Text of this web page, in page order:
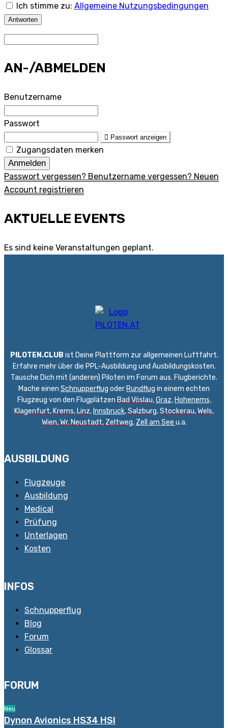
Ich stimme zu: Allgemeine Nutzungsbedingungen
Antworten
AN-/ABMELDEN
Benutzername
Passwort
Passwort anzeigen
Zugangsdaten merken
Anmelden
Passwort vergessen? Benutzername vergessen? Neuen
Account registrieren
AKTUELLE EVENTS
Es sind keine Veranstaltungen geplant.
PILOTEN.CLUB ist Deine Plattform zur allgemeinen Luftfahrt.
Erfahre mehr über die PPL-Ausbildung und Ausbildungskosten.
Tausche Dich mit (anderen) Piloten im Forum aus. Flugberichte.
Mache einen Schnupperflug oder Rundflug in einem echten
Flugzeug von den Flugplätzen Bad Vöslau,Graz, Hohenems,
Klagenfurt, Krems, Linz, Innsbruck,Salzburg,Stockerau,Wels,
Wien,Wr. Neustadt, Zeltweg, Zell am See u.a.
AUSBILDUNG
Flugzeuge
Ausbildung
Medical
Prüfung
Unterlagen
Kosten
INFOS
Schnupperflug
Blog
Forum
Glossar
FORUM
Neu
Dynon Avionics HS34 HSI